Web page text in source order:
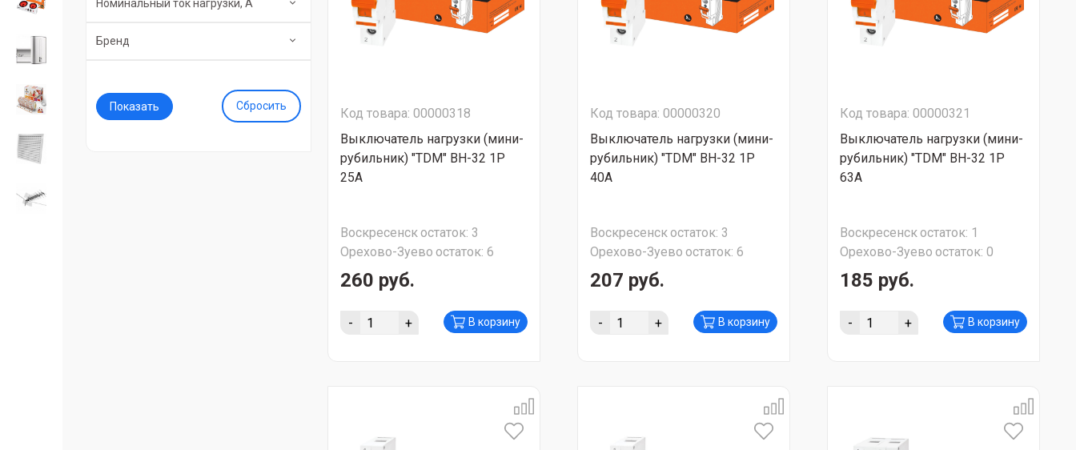
Номинальный ток нагрузки, А
Бренд
Сбросить
Код товара: 00000318
Выключатель нагрузки (мини-
рубильник) "TDM" ВН-32 1Р
25А
Воскресенскостаток: 3
Орехово-Зуево остаток: 6
260 руб.
- + В корзину
Код товара: 00000320
Выключатель нагрузки (мини-
рубильник) "TDM" ВН-32 1Р
40А
Воскресенскостаток: 3
Орехово-Зуево остаток: 6
207 руб.
- + В корзину
Код товара: 00000321
Выключатель нагрузки (мини-
рубильник) "TDM" ВН-32 1Р
63А
Воскресенскостаток: 1
Орехово-Зуево остаток: 0
185 руб.
- + В корзину